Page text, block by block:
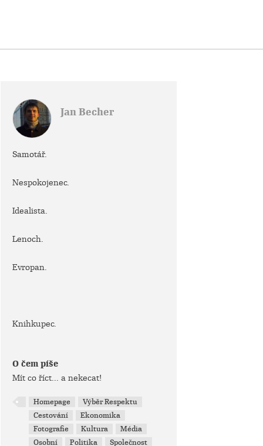
Jan Becher
Samotář.
Nespokojenec.
Idealista.
Lenoch.
Evropan.
Knihkupec.
O čem píše
Mít co říct... a nekecat!
Homepage
Výběr Respektu
Cestování
Ekonomika
Fotografie
Kultura
Média
Osobní
Politika
Společnost